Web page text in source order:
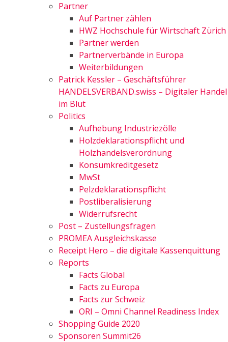
Partner
Auf Partner zählen
HWZ Hochschule für Wirtschaft Zürich
Partner werden
Partnerverbände in Europa
Weiterbildungen
Patrick Kessler – Geschäftsführer
HANDELSVERBAND.swiss – Digitaler Handel
im Blut
Politics
Aufhebung Industriezölle
Holzdeklarationspflicht und
Holzhandelsverordnung
Konsumkreditgesetz
MwSt
Pelzdeklarationspflicht
Postliberalisierung
Widerrufsrecht
Post – Zustellungsfragen
PROMEA Ausgleichskasse
Receipt Hero – die digitale Kassenquittung
Reports
Facts Global
Facts zu Europa
Facts zur Schweiz
ORI – Omni Channel Readiness Index
Shopping Guide 2020
Sponsoren Summit26